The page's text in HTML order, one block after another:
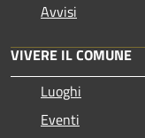
Avvisi
VIVERE IL COMUNE
Luoghi
Eventi